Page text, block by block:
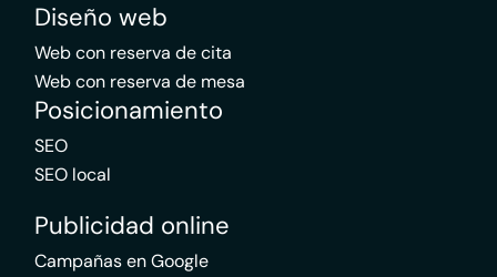
Diseño web
Web con reserva de cita
Web con reserva de mesa
Posicionamiento
SEO
SEO local
Publicidad online
Campañas en Google